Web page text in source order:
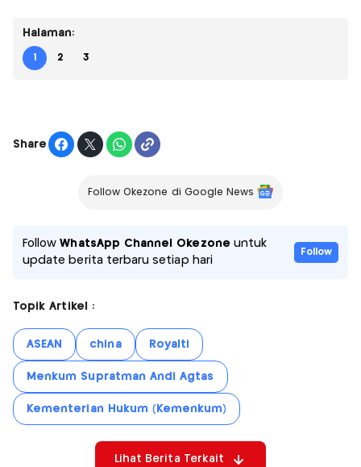
Halaman:
1 2 3
Share
Follow Okezone di Google News
FollowWhatsApp Channel Okezone untuk
update berita terbaru setiap hari
Follow
Topik Artikel :
ASEAN china Royalti
Menkum Supratman Andi Agtas
Kementerian Hukum (Kemenkum)
Lihat Berita Terkait